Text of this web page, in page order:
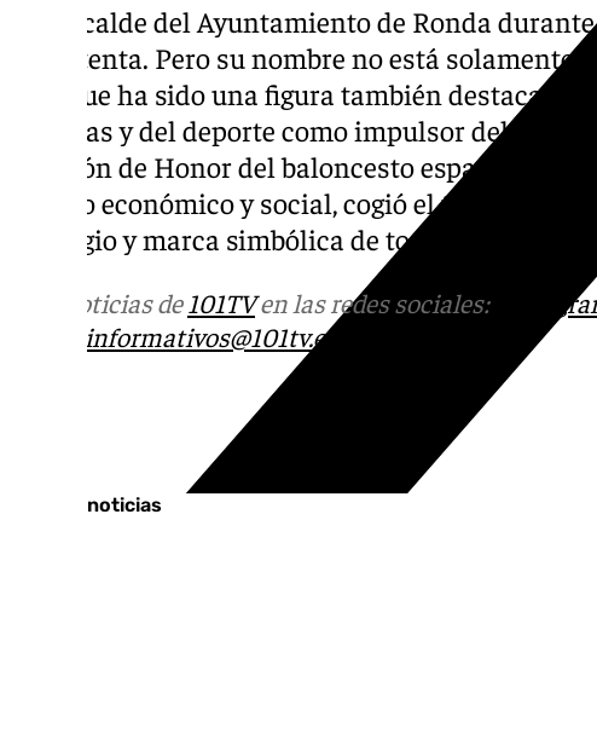
Fue alcalde del Ayuntamiento de Ronda
los setenta. Pero su nombre no está
sino que ha sido una figura también destacada
finanzas y del deporte como impulsor del
División de Honor del baloncesto español.
ámbito económico y social, cogió el testigo
prestigio y marca simbólica de toda la
Más noticias de 101TVen las redes sociales:
informativos@101tv.es
Últimas noticias